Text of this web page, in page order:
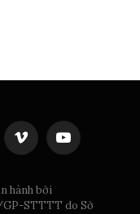
Vimeo YouTube
hành bởi
GP-STTTT do Sở